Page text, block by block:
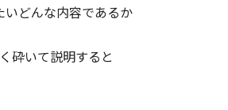
いどんな内容であるか
砕いて説明すると